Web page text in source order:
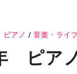
ピアノ / 音楽・ライ
ピア